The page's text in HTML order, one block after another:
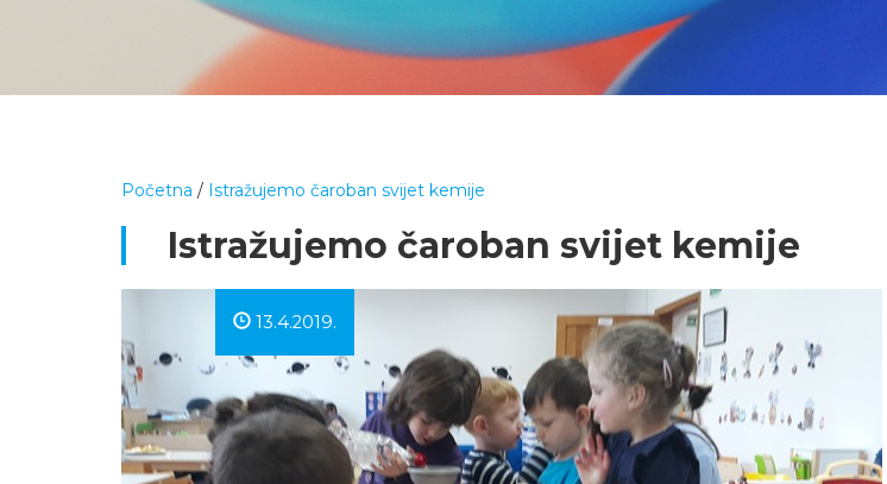
Početna / Istražujemo čaroban svijet kemije
Istražujemo čaroban svijet kemije
13.4.2019.